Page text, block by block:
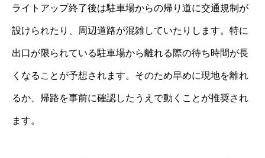
ライトアップ終了後は駐車場からの帰り道に交通規制が
設けられたり、周辺道路が混雑していたりします。特に
出口が限られている駐車場から離れる際の待ち時間が長
くなることが予想されます。そのため早めに現地を離れ
るか、帰路を事前に確認したうえで動くことが推奨され
ます。